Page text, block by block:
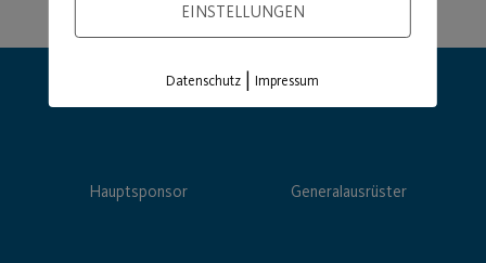
Hauptsponsor Generalausrüster
EINSTELLUNGEN
Datenschutz |Impressum